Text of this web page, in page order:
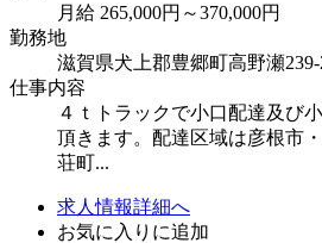
月給 265,000円～370,000円
勤務地
滋賀県犬上郡豊郷町高野瀬239-
仕事内容
４ｔトラックで小口配達及び
頂きます。配達区域は彦根市
荘町...
求人情報詳細へ
お気に入りに追加